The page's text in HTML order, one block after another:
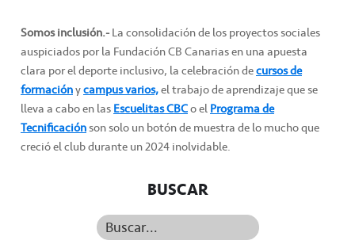
Somos inclusión.-La consolidación de los proyectos sociales
auspiciados por la Fundación CB Canarias en una apuesta
clara por el deporte inclusivo, la celebración decursos de
formaciónycampus varios,el trabajo de aprendizaje que se
lleva a cabo en lasEscuelitas CBCo elPrograma de
Tecnificaciónson solo un botón de muestra de lo mucho que
creció el club durante un 2024 inolvidable.
BUSCAR
Buscar...